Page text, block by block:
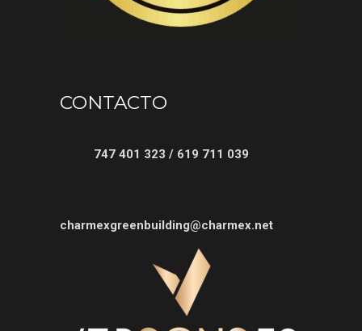
CONTACTO
747 401 323 / 619 711 039
charmexgreenbuilding@charmex.net